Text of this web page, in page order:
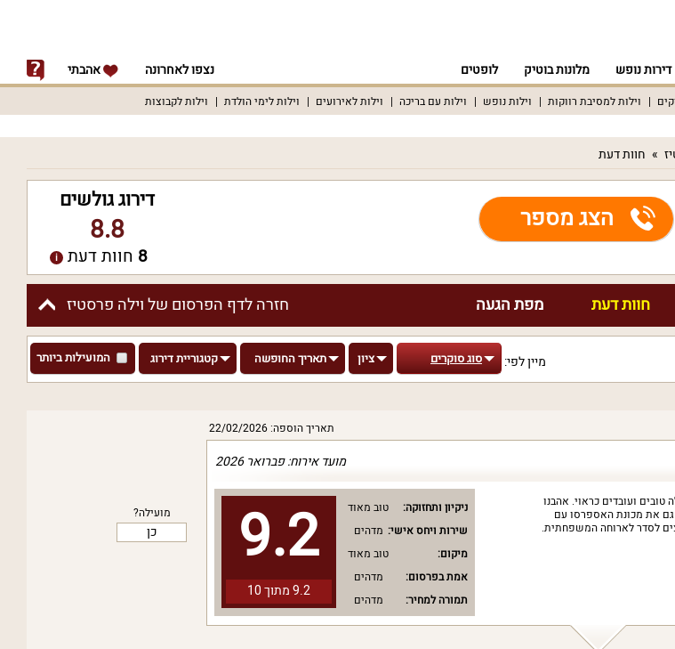
דירות נופש מלונות בוטיק לופטים נצפו לאחרונה אהבתי
וילות למסיבת רווקות וילות נופש וילות עם בריכה וילות לאירועים וילות לימי הולדת וילות לקבוצות
חוות דעת
הצג מספר
דירוג גולשים
8.8
8 חוות דעת
חזרה לדף הפרסום של וילה פרסטיז חוות דעת מפת הגעה
מיין לפי: סוג סוקרים ציון תאריך החופשה קטגוריית דירוג המועילות ביותר
תאריך הוספה: 22/02/2026
מועילה?
כן
מועד אירוח: פברואר 2026
9.2
9.2 מתוך 10
ניקיון ותחזוקה:
טוב מאוד
שירות ויחס אישי: מדהים
מיקום:
טוב מאוד
אמת בפרסום:
מדהים
תמורה למחיר:
מדהים
ועובדים כראוי. אהבנו
גם את מכונת האספרסו עם
לסדר לארוחה המשפחתית.